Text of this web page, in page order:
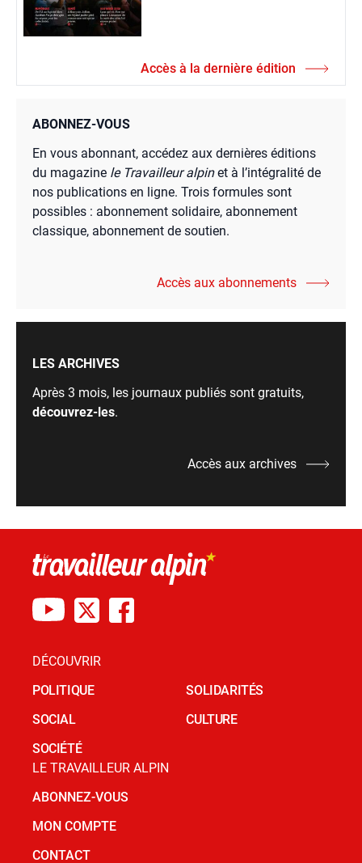
Accès à la dernière édition
ABONNEZ-VOUS
En vous abonnant, accédez aux dernières éditions
du magazine le Travailleur alpinet à l’intégralité de
nos publications en ligne. Trois formules sont
possibles : abonnement solidaire, abonnement
classique, abonnement de soutien.
Accès aux abonnements
LES ARCHIVES
Après 3 mois, les journaux publiés sont gratuits,
découvrez-les.
Accès aux archives
DÉCOUVRIR
POLITIQUE
SOCIAL
SOCIÉTÉ
SOLIDARITÉS
CULTURE
LE TRAVAILLEUR ALPIN
ABONNEZ-VOUS
MON COMPTE
CONTACT